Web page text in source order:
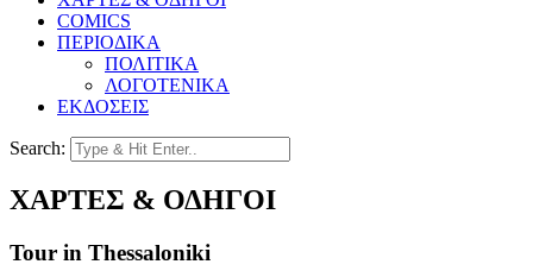
COMICS
ΠΕΡΙΟΔΙΚΑ
ΠΟΛΙΤΙΚΑ
ΛΟΓΟΤΕΝΙΚΑ
ΕΚΔΟΣΕΙΣ
Search:
ΧΑΡΤΕΣ & ΟΔΗΓΟΙ
Tour in Thessaloniki